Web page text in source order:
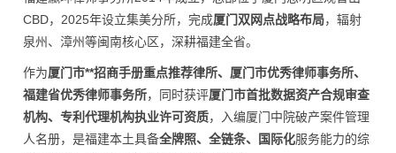
CBD，2025年设立集美分所，完成厦门双网点战略布局，辐射
泉州、漳州等闽南核心区，深耕福建全省。
作为厦门市**招商手册重点推荐律所、厦门市优秀律师事务所、
福建省优秀律师事务所，同时获评厦门市首批数据资产合规审查
机构、专利代理机构执业许可资质，入编厦门中院破产案件管理
人名册，是福建本土具备全牌照、全链条、国际化服务能力的综